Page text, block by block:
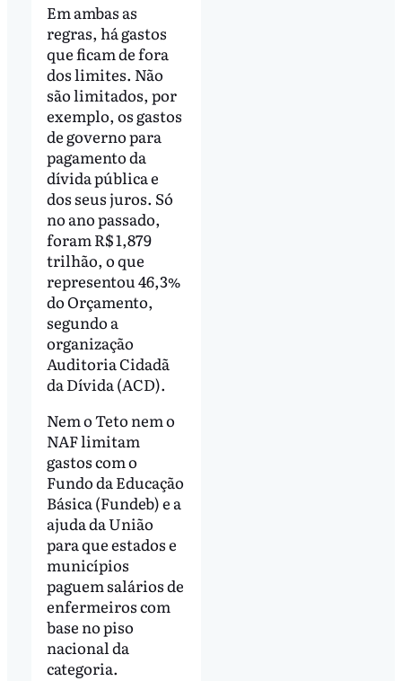
Em ambas as
regras, há gastos
que ficam de fora
dos limites. Não
são limitados, por
exemplo, os gastos
de governo para
pagamento da
dívida pública e
dos seus juros. Só
no ano passado,
foram R$ 1,879
trilhão, o que
representou 46,3%
do Orçamento,
segundo a
organização
Auditoria Cidadã
da Dívida (ACD).
Nem o Teto nem o
NAF limitam
gastos com o
Fundo da Educação
Básica (Fundeb) e a
ajuda da União
para que estados e
municípios
paguem salários de
enfermeiros com
base no piso
nacional da
categoria.